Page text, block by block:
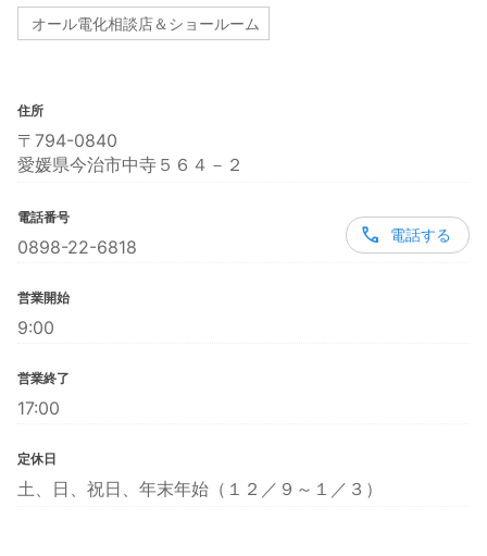
オール電化相談店＆ショールーム
住所
〒794-0840
愛媛県今治市中寺５６４－２
電話番号
0898-22-6818
電話する
営業開始
9:00
営業終了
17:00
定休日
土、日、祝日、年末年始（１２／９～１／３）